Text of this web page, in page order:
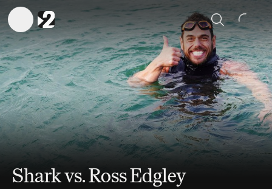
Sök
Shark vs. Ross Edgley